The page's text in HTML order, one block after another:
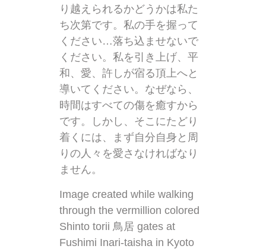
り越えられるかどうかは私た
ち次第です。私の手を握って
ください…落ち込ませないで
ください。私を引き上げ、平
和、愛、許しが宿る頂上へと
導いてください。なぜなら、
時間はすべての傷を癒すから
です。しかし、そこにたどり
着くには、まず自分自身と周
りの人々を愛さなければなり
ません。
Image created while walking
through the vermillion colored
Shinto torii 鳥居 gates at
Fushimi Inari-taisha in Kyoto